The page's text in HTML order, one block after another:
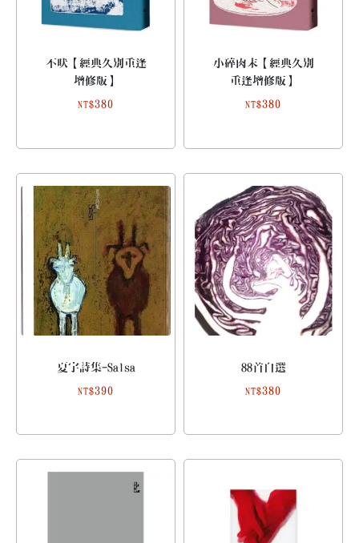
不吠【經典久別重逢
增修版】
NT$380
小碎肉末【經典久別
重逢增修版】
NT$380
夏宇詩集-Salsa
NT$390
88首自選
NT$380